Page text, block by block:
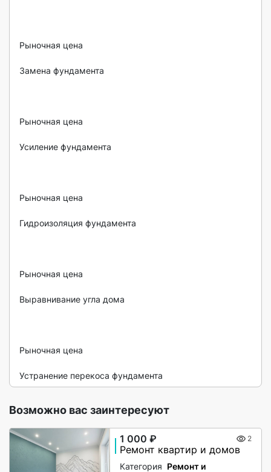
Рыночная цена
Замена фундамента
Рыночная цена
Усиление фундамента
Рыночная цена
Гидроизоляция фундамента
Рыночная цена
Выравнивание угла дома
Рыночная цена
Устранение перекоса фундамента
Возможно вас заинтересуют
1 000 ₽ 2
Ремонт квартир и домов
Категория Ремонт и